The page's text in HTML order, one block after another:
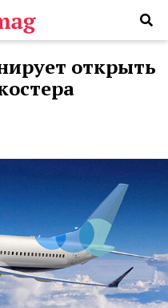
открыть